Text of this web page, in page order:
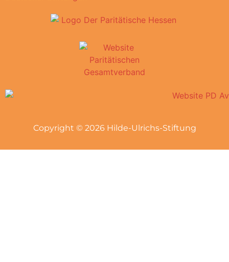
Copyright © 2026 Hilde-Ulrichs-Stiftung